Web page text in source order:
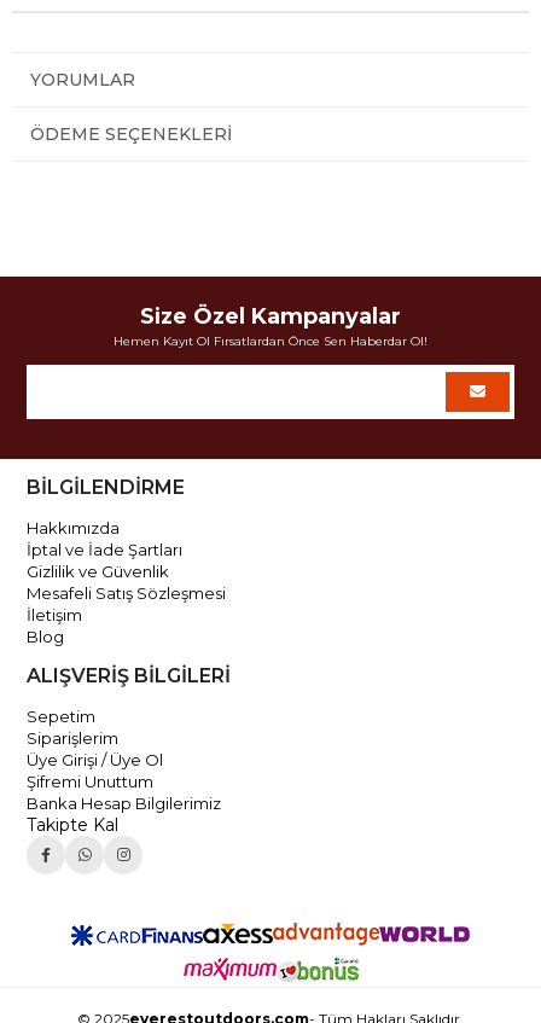
YORUMLAR
ÖDEME SEÇENEKLERI
Size Özel Kampanyalar
Hemen Kayıt Ol Fırsatlardan Önce Sen Haberdar Ol!
BİLGİLENDİRME
Hakkımızda
İptal ve İade Şartları
Gizlilik ve Güvenlik
Mesafeli Satış Sözleşmesi
İletişim
Blog
ALIŞVERİŞ BİLGİLERİ
Sepetim
Siparişlerim
Üye Girişi / Üye Ol
Şifremi Unuttum
Banka Hesap Bilgilerimiz
Takipte Kal
© 2025everestoutdoors.com- Tüm Hakları Saklıdır.